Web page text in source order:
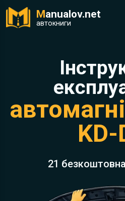
Manualov.net
автокниги
KD-
21 безкоштовна